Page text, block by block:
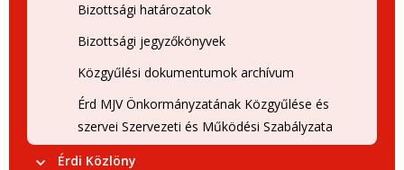
Bizottsági határozatok
Bizottsági jegyzőkönyvek
Közgyűlési dokumentumok archívum
Érd MJV Önkormányzatának Közgyűlése és
szervei Szervezeti és Működési Szabályzata
Érdi Közlöny